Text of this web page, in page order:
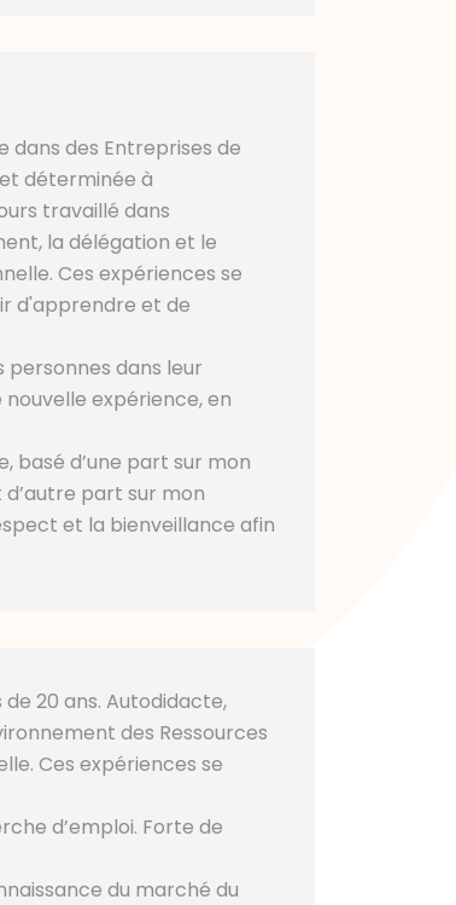
dans des Entreprises de
déterminée à
travaillé dans
la délégation et le
Ces expériences se
d'apprendre et de
personnes dans leur
expérience, en
basé d’une part sur mon
part sur mon
et la bienveillance afin
20 ans. Autodidacte,
des Ressources
Ces expériences se
d’emploi. Forte de
du marché du